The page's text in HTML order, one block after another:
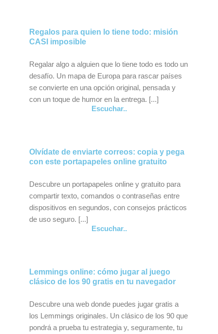
Regalos para quien lo tiene todo: misión
CASI imposible
Regalar algo a alguien que lo tiene todo es todo un
desafío. Un mapa de Europa para rascar países
se convierte en una opción original, pensada y
con un toque de humor en la entrega. [...]
Escuchar..
Olvídate de enviarte correos: copia y pega
con este portapapeles online gratuito
Descubre un portapapeles online y gratuito para
compartir texto, comandos o contraseñas entre
dispositivos en segundos, con consejos prácticos
de uso seguro. [...]
Escuchar..
Lemmings online: cómo jugar al juego
clásico de los 90 gratis en tu navegador
Descubre una web donde puedes jugar gratis a
los Lemmings originales. Un clásico de los 90 que
pondrá a prueba tu estrategia y, seguramente, tu